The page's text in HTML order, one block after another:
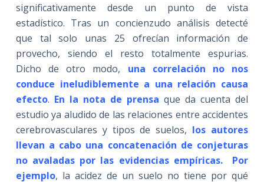
significativamente desde un punto de vista
estadístico. Tras un concienzudo análisis detecté
que tal solo unas 25 ofrecían información de
provecho, siendo el resto totalmente espurias.
Dicho de otro modo, una correlación no nos
conduce ineludiblemente a una relación causa
efecto. En la nota de prensa que da cuenta del
estudio ya aludido de las relaciones entre accidentes
cerebrovasculares y tipos de suelos, los autores
llevan a cabo una concatenación de conjeturas
no avaladas por las evidencias empíricas. Por
ejemplo, la acidez de un suelo no tiene por qué